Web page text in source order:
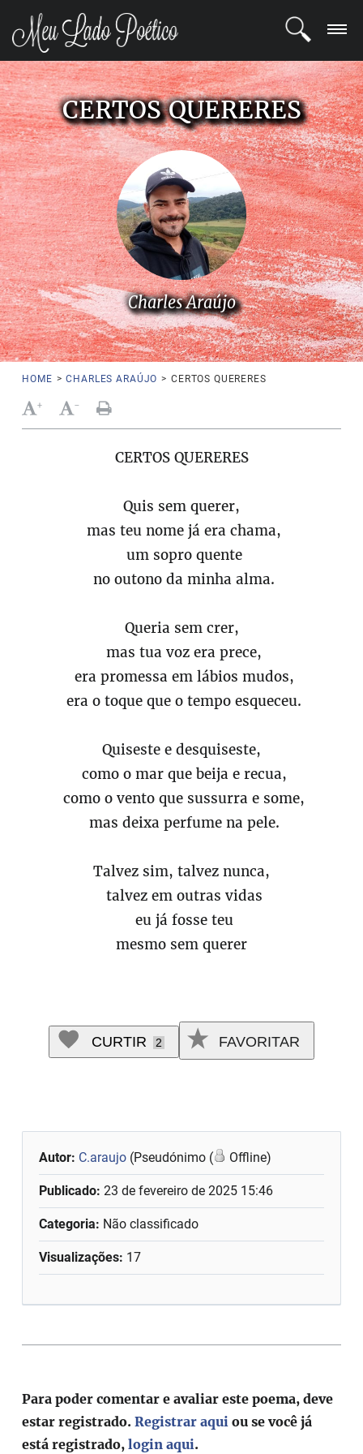
LOGIN
REGISTRO
POETAS
BLOG
COMUNIDADE
CERTOS QUERERES
Charles Araújo
HOME > CHARLES ARAÚJO > CERTOS QUERERES
+ -
CERTOS QUERERES
Quis sem querer,
mas teu nome já era chama,
um sopro quente
no outono da minha alma.
Queria sem crer,
mas tua voz era prece,
era promessa em lábios mudos,
era o toque que o tempo esqueceu.
Quiseste e desquiseste,
como o mar que beija e recua,
como o vento que sussurra e some,
mas deixa perfume na pele.
Talvez sim, talvez nunca,
talvez em outras vidas
eu já fosse teu
mesmo sem querer
CURTIR 2 FAVORITAR
Autor: C.araujo (Pseudónimo ( Offline)
Publicado:23 de fevereiro de 2025 15:46
Categoria: Não classificado
Visualizações: 17
Para poder comentar e avaliar este poema, deve
estar registrado.Registrar aqui ou se você já
está registrado,login aqui.